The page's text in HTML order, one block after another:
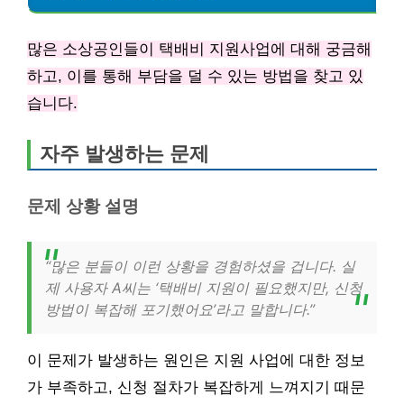
많은 소상공인들이 택배비 지원사업에 대해 궁금해
하고, 이를 통해 부담을 덜 수 있는 방법을 찾고 있
습니다.
자주 발생하는 문제
문제 상황 설명
“많은 분들이 이런 상황을 경험하셨을 겁니다. 실
제 사용자 A씨는 ‘택배비 지원이 필요했지만, 신청
방법이 복잡해 포기했어요’라고 말합니다.”
이 문제가 발생하는 원인은 지원 사업에 대한 정보
가 부족하고, 신청 절차가 복잡하게 느껴지기 때문